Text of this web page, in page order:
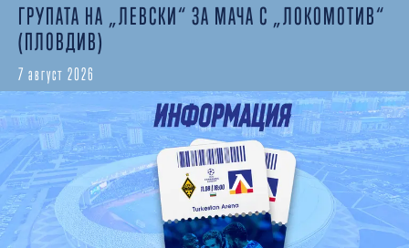
ГРУПАТА НА „ЛЕВСКИ“ ЗА МАЧА С „ЛОКОМОТИВ“
(ПЛОВДИВ)
7 август 2026